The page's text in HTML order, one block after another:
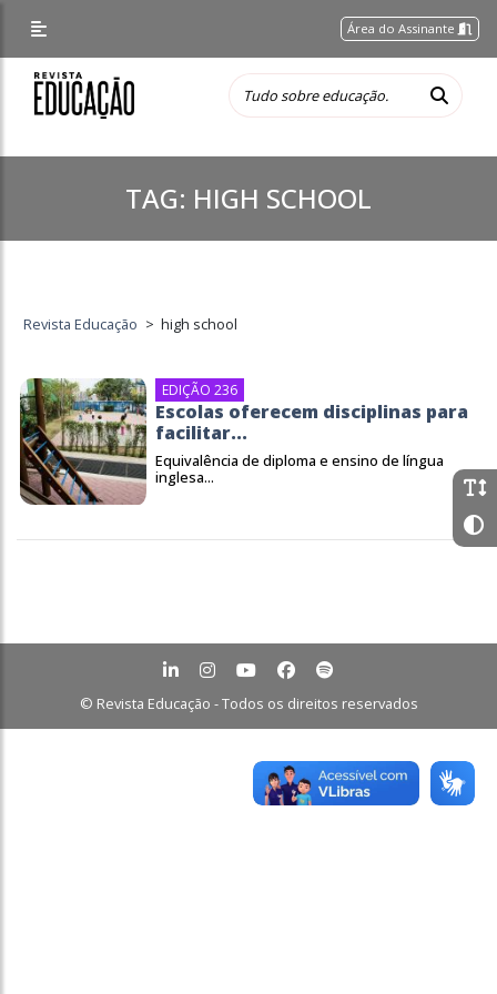
Área do Assinante
TAG: HIGH SCHOOL
Revista Educação > high school
EDIÇÃO 236
Escolas oferecem disciplinas para
facilitar...
Equivalência de diploma e ensino de língua
inglesa...
© Revista Educação - Todos os direitos reservados